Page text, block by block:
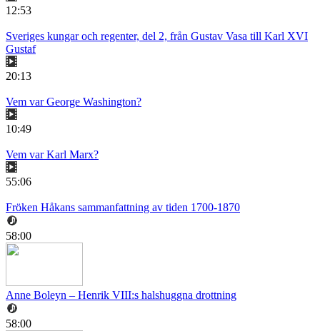
12:53
Sveriges kungar och regenter, del 2, från Gustav Vasa till Karl XVI
Gustaf
20:13
Vem var George Washington?
10:49
Vem var Karl Marx?
55:06
Fröken Håkans sammanfattning av tiden 1700-1870
58:00
Anne Boleyn – Henrik VIII:s halshuggna drottning
58:00